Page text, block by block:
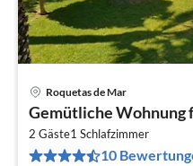
Roquetas de Mar
Gemütliche Wohnung
2 Gäste1 Schlafzimmer
10